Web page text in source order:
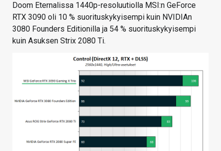
Doom Eternalissa 1440p-resoluutiolla MSI:n GeForce
RTX 3090 oli 10 % suorituskykyisempi kuin NVIDIAn
3080 Founders Editionilla ja 54 % suorituskykyisempi
kuin Asuksen Strix 2080 Ti.